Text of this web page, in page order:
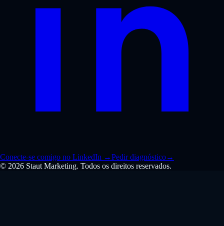
Conecte-se comigo no LinkedIn →Pedir diagnóstico→
© 2026 Staut Marketing. Todos os direitos reservados.